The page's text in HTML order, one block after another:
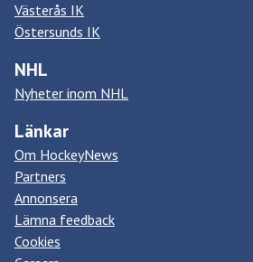
Västerås IK
Östersunds IK
NHL
Nyheter inom NHL
Länkar
Om HockeyNews
Partners
Annonsera
Lämna feedback
Cookies